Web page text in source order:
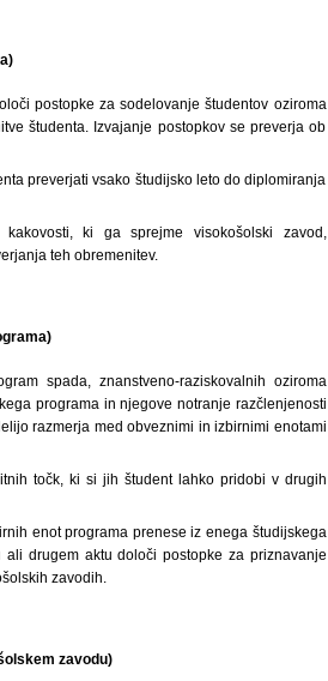
postopke za sodelovanje študentov oziroma
študenta. Izvajanje postopkov se preverja ob
preverjati vsako študijsko leto do diplomiranja
ki ga sprejme visokošolski zavod,
teh obremenitev.
spada, znanstveno-raziskovalnih oziroma
programa in njegove notranje razčlenjenosti
razmerja med obveznimi in izbirnimi enotami
točk, ki si jih študent lahko pridobi v drugih
enot programa prenese iz enega študijskega
drugem aktu določi postopke za priznavanje
zavodih.
zavodu)